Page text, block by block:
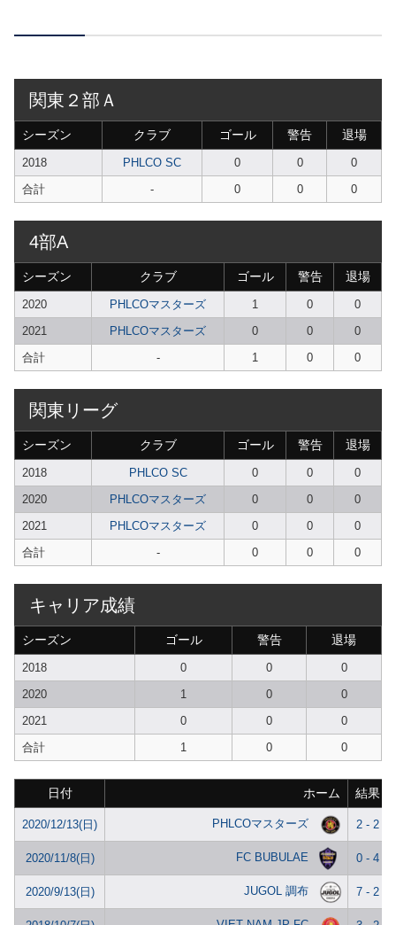
関東２部Ａ
シーズン クラブ ゴール 警告 退場
2018 PHLCO SC 0 0
0
合計
- 0 0 0
4部A
シーズン クラブ ゴール 警告 退場
2020 PHLCOマスターズ 1 0
0
2021
PHLCOマスターズ 0 0
0
合計
- 1 0 0
関東リーグ
シーズン クラブ ゴール 警告 退場
2018 PHLCO SC 0 0
0
2020
PHLCOマスターズ 0 0
0
2021
PHLCOマスターズ 0 0
0
合計
- 0 0 0
キャリア成績
シーズン ゴール 警告 退場
2018 0 0
0
2020
1 0
0
2021
0 0
0
合計
1 0 0
日付 ホーム 結果
2020/12/13(日) PHLCOマスターズ 2 - 2
2020/11/8(日) FC BUBULAE 0 - 4
2020/9/13(日) JUGOL 調布 7 - 2